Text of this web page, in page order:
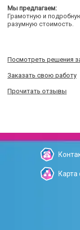
Мы предлагаем:
Грамотную и
разумную стоимость.
Посмотреть решения
Заказать свою работу
Прочитать отзывы
Карта